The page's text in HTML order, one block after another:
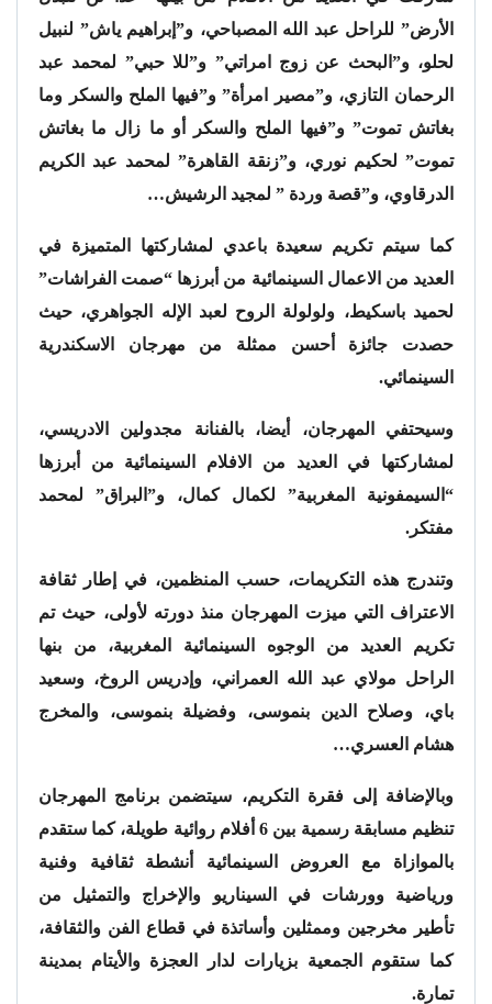
الأرض” للراحل عبد الله المصباحي، و”إبراهيم ياش” لنبيل
لحلو، و”البحث عن زوج امراتي” و”للا حبي” لمحمد عبد
الرحمان التازي، و”مصير امرأة” و”فيها الملح والسكر وما
بغاتش تموت” و”فيها الملح والسكر أو ما زال ما بغاتش
تموت” لحكيم نوري، و”زنقة القاهرة” لمحمد عبد الكريم
الدرقاوي، و”قصة وردة ” لمجيد الرشيش…
كما سيتم تكريم سعيدة باعدي لمشاركتها المتميزة في
العديد من الاعمال السينمائية من أبرزها “صمت الفراشات”
لحميد باسكيط، ولولولة الروح لعبد الإله الجواهري، حيث
حصدت جائزة أحسن ممثلة من مهرجان الاسكندرية
السينمائي.
وسيحتفي المهرجان، أيضا، بالفنانة مجدولين الادريسي،
لمشاركتها في العديد من الافلام السينمائية من أبرزها
“السيمفونية المغربية” لكمال كمال، و”البراق” لمحمد
مفتكر.
وتندرج هذه التكريمات، حسب المنظمين، في إطار ثقافة
الاعتراف التي ميزت المهرجان منذ دورته لأولى، حيث تم
تكريم العديد من الوجوه السينمائية المغربية، من بنها
الراحل مولاي عبد الله العمراني، وإدريس الروخ، وسعيد
باي، وصلاح الدين بنموسى، وفضيلة بنموسى، والمخرج
هشام العسري…
وبالإضافة إلى فقرة التكريم، سيتضمن برنامج المهرجان
تنظيم مسابقة رسمية بين 6 أفلام روائية طويلة، كما ستقدم
بالموازاة مع العروض السينمائية أنشطة ثقافية وفنية
ورياضية وورشات في السيناريو والإخراج والتمثيل من
تأطير مخرجين وممثلين وأساتذة في قطاع الفن والثقافة،
كما ستقوم الجمعية بزيارات لدار العجزة والأيتام بمدينة
تمارة.